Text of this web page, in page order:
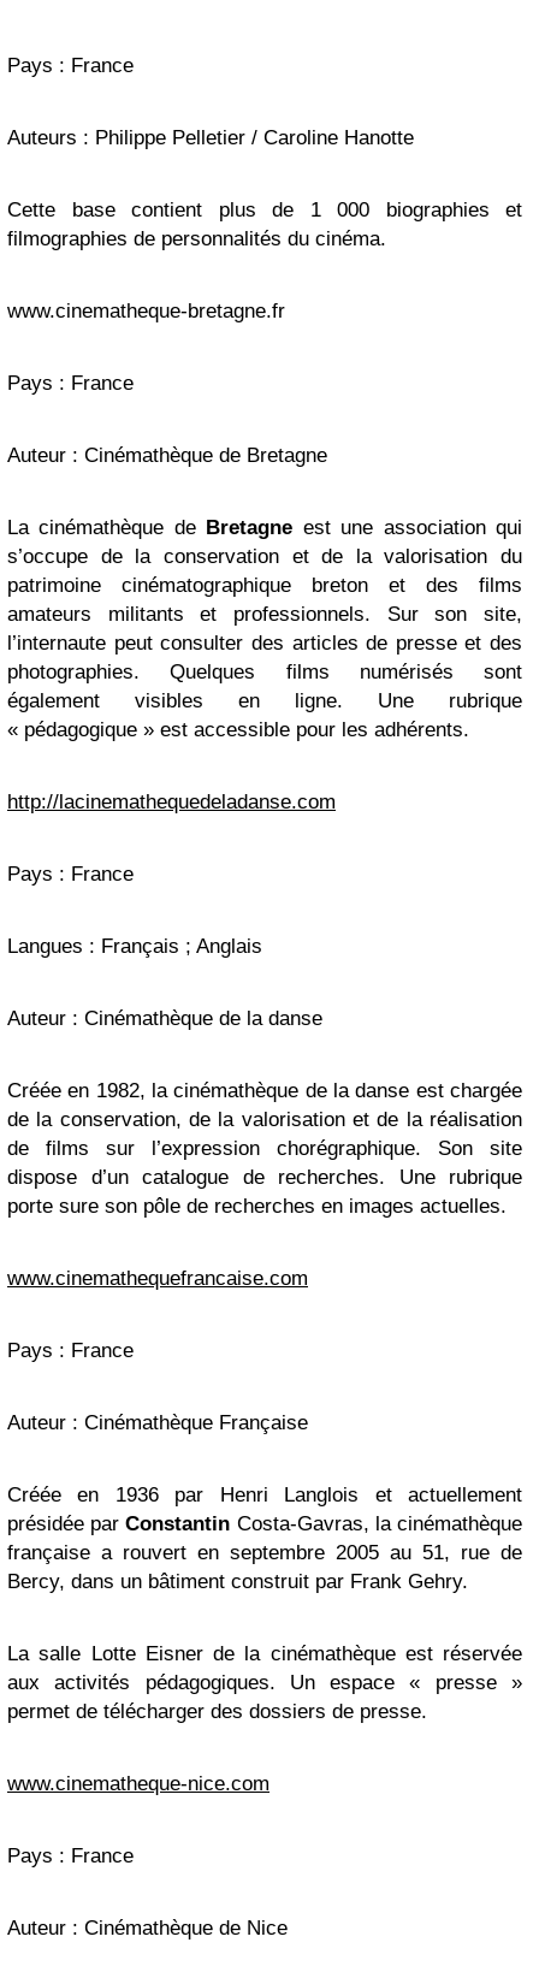
Pays : France
Auteurs : Philippe Pelletier / Caroline Hanotte
Cette base contient plus de 1 000 biographies et
filmographies de personnalités du cinéma.
www.cinematheque-bretagne.fr
Pays : France
Auteur : Cinémathèque de Bretagne
La cinémathèque de Bretagne est une association qui
s’occupe de la conservation et de la valorisation du
patrimoine cinématographique breton et des films
amateurs militants et professionnels. Sur son site,
l’internaute peut consulter des articles de presse et des
photographies. Quelques films numérisés sont
également visibles en ligne. Une rubrique
« pédagogique » est accessible pour les adhérents.
http://lacinemathequedeladanse.com
Pays : France
Langues : Français ; Anglais
Auteur : Cinémathèque de la danse
Créée en 1982, la cinémathèque de la danse est chargée
de la conservation, de la valorisation et de la réalisation
de films sur l’expression chorégraphique. Son site
dispose d’un catalogue de recherches. Une rubrique
porte sure son pôle de recherches en images actuelles.
www.cinemathequefrancaise.com
Pays : France
Auteur : Cinémathèque Française
Créée en 1936 par Henri Langlois et actuellement
présidée parConstantin Costa-Gavras, la cinémathèque
française a rouvert en septembre 2005 au 51, rue de
Bercy, dans un bâtiment construit par Frank Gehry.
La salle Lotte Eisner de la cinémathèque est réservée
aux activités pédagogiques. Un espace « presse »
permet de télécharger des dossiers de presse.
www.cinematheque-nice.com
Pays : France
Auteur : Cinémathèque de Nice